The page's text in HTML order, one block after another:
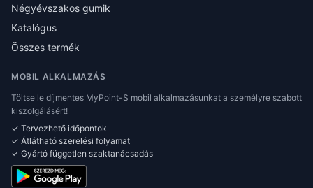
Négyévszakos gumik
Katalógus
Összes termék
MOBIL ALKALMAZÁS
Töltse le díjmentes MyPoint-S mobil alkalmazásunkat a személyre szabott
kiszolgálásért!
✓ Tervezhető időpontok
✓ Átlátható szerelési folyamat
✓ Gyártó független szaktanácsadás